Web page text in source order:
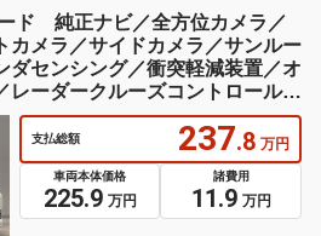
ド 純正ナビ／全方位カメラ／
カメラ／サイドカメラ／サンルー
ダセンシング／衝突軽減装置／オ
レーダークルーズコントロール／
支払総額 237.8 万円
車両本体価格
225.9 万円
諸費用
11.9 万円